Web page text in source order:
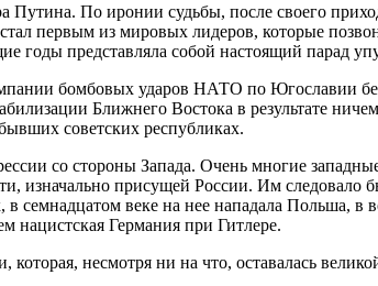
По иронии судьбы, после своего
первым из мировых лидеров, которые
годы представляла собой настоящий парад
бомбовых ударов НАТО по Югославии
Ближнего Востока в результате
советских республиках.
со стороны Запада. Очень многие
изначально присущей России. Им следовало
семнадцатом веке на нее нападала Польша, в
нацистская Германия при Гитлере.
несмотря ни на что, оставалась